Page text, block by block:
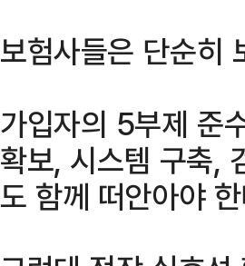
보험사들은 단순히
가입자의 5부제 준
확보, 시스템 구축,
도 함께 떠안아야